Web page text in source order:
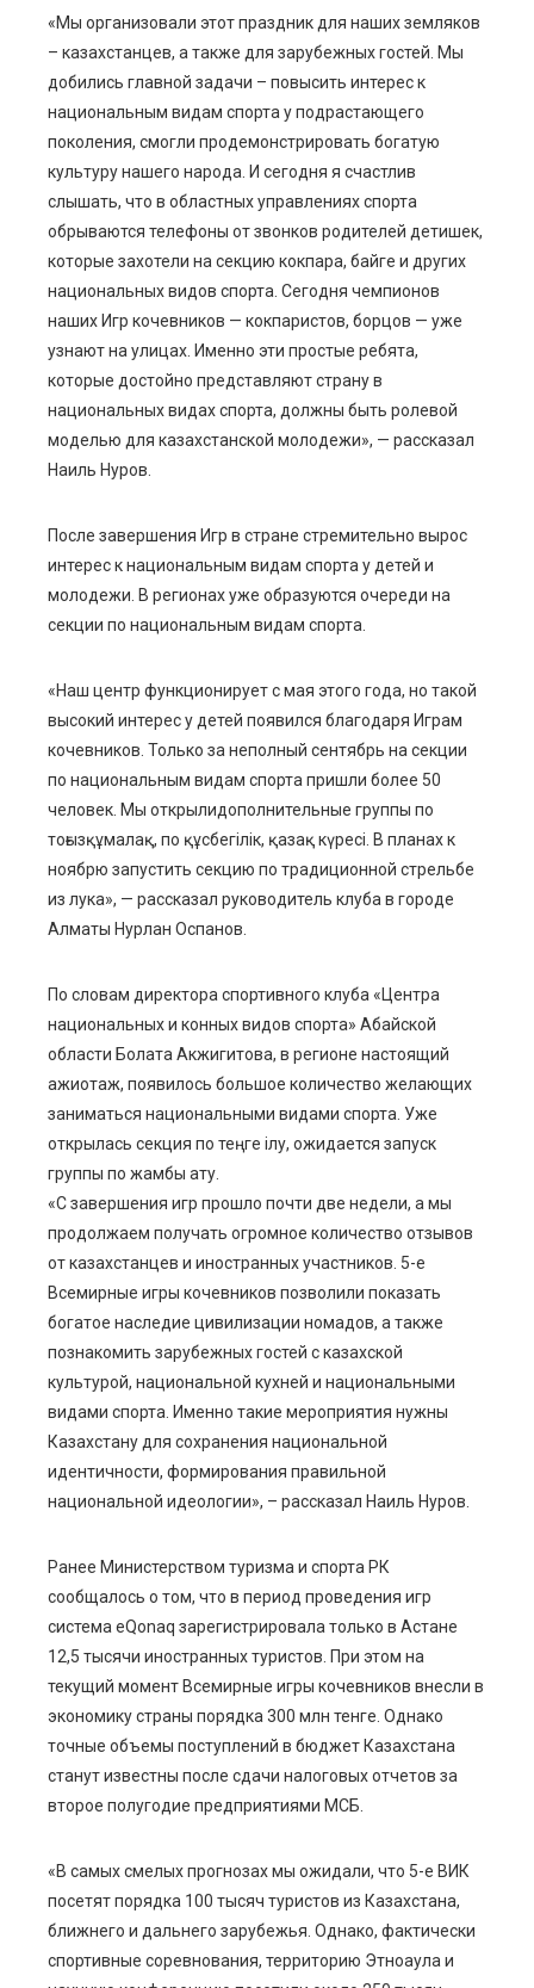
«Мы организовали этот праздник для наших земляков
– казахстанцев, а также для зарубежных гостей. Мы
добились главной задачи – повысить интерес к
национальным видам спорта у подрастающего
поколения, смогли продемонстрировать богатую
культуру нашего народа. И сегодня я счастлив
слышать, что в областных управлениях спорта
обрываются телефоны от звонков родителей детишек,
которые захотели на секцию кокпара, байге и других
национальных видов спорта. Сегодня чемпионов
наших Игр кочевников — кокпаристов, борцов — уже
узнают на улицах. Именно эти простые ребята,
которые достойно представляют страну в
национальных видах спорта, должны быть ролевой
моделью для казахстанской молодежи», — рассказал
Наиль Нуров.
После завершения Игр в стране стремительно вырос
интерес к национальным видам спорта у детей и
молодежи. В регионах уже образуются очереди на
секции по национальным видам спорта.
«Наш центр функционирует с мая этого года, но такой
высокий интерес у детей появился благодаря Играм
кочевников. Только за неполный сентябрь на секции
по национальным видам спорта пришли более 50
человек. Мы открылидополнительные группы по
тоғызқұмалақ, по құсбегілік, қазақ күресі. В планах к
ноябрю запустить секцию по традиционной стрельбе
из лука», — рассказал руководитель клуба в городе
Алматы Нурлан Оспанов.
По словам директора спортивного клуба «Центра
национальных и конных видов спорта» Абайской
области Болата Акжигитова, в регионе настоящий
ажиотаж, появилось большое количество желающих
заниматься национальными видами спорта. Уже
открылась секция по теңге ілу, ожидается запуск
группы по жамбы ату.
«С завершения игр прошло почти две недели, а мы
продолжаем получать огромное количество отзывов
от казахстанцев и иностранных участников. 5-е
Всемирные игры кочевников позволили показать
богатое наследие цивилизации номадов, а также
познакомить зарубежных гостей с казахской
культурой, национальной кухней и национальными
видами спорта. Именно такие мероприятия нужны
Казахстану для сохранения национальной
идентичности, формирования правильной
национальной идеологии», – рассказал Наиль Нуров.
Ранее Министерством туризма и спорта РК
сообщалось о том, что в период проведения игр
система eQonaq зарегистрировала только в Астане
12,5 тысячи иностранных туристов. При этом на
текущий момент Всемирные игры кочевников внесли в
экономику страны порядка 300 млн тенге. Однако
точные объемы поступлений в бюджет Казахстана
станут известны после сдачи налоговых отчетов за
второе полугодие предприятиями МСБ.
«В самых смелых прогнозах мы ожидали, что 5-е ВИК
посетят порядка 100 тысяч туристов из Казахстана,
ближнего и дальнего зарубежья. Однако, фактически
спортивные соревнования, территорию Этноаула и